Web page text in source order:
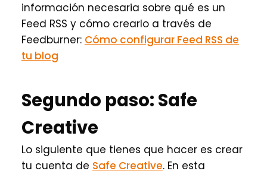
información necesaria sobre qué es un
Feed RSS y cómo crearlo a través de
Feedburner: Cómo configurar Feed RSS de
tu blog
Segundo paso: Safe
Creative
Lo siguiente que tienes que hacer es crear
tu cuenta de Safe Creative. En esta